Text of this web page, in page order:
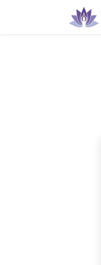
Zum Inhalt springen